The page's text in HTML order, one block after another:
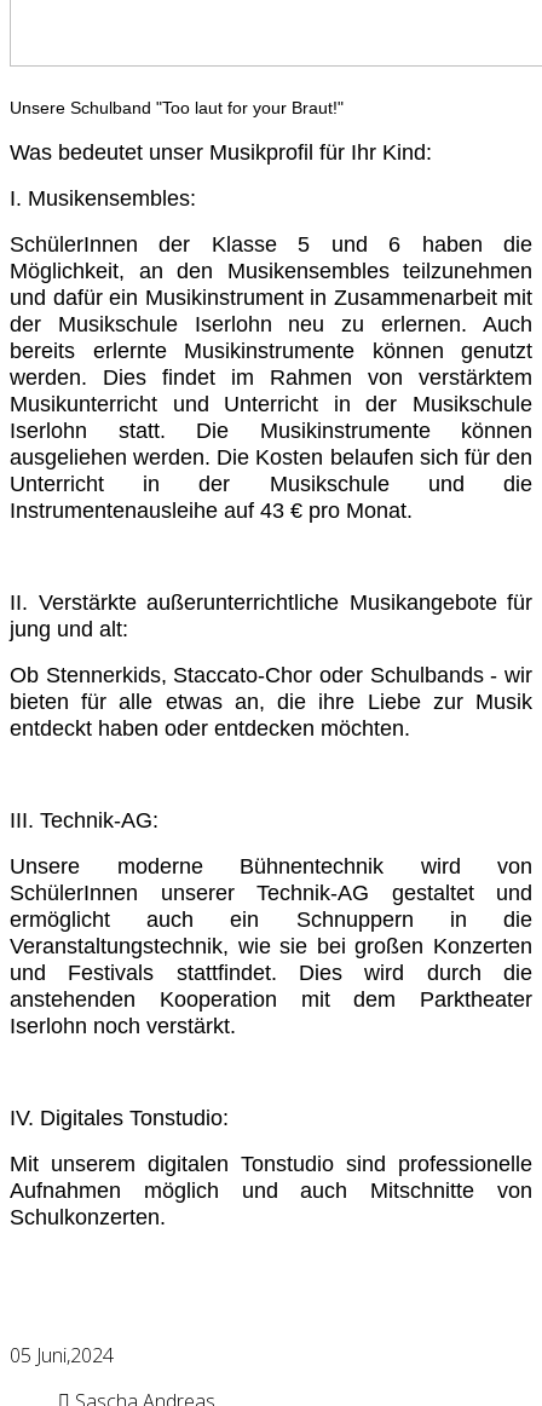
Unsere Schulband "Too laut for your Braut!"
Was bedeutet unser Musikprofil für Ihr Kind:
I. Musikensembles:
SchülerInnen der Klasse 5 und 6 haben die
Möglichkeit, an den Musikensembles teilzunehmen
und dafür ein Musikinstrument in Zusammenarbeit mit
der Musikschule Iserlohn neu zu erlernen. Auch
bereits erlernte Musikinstrumente können genutzt
werden. Dies findet im Rahmen von verstärktem
Musikunterricht und Unterricht in der Musikschule
Iserlohn statt. Die Musikinstrumente können
ausgeliehen werden. Die Kosten belaufen sich für den
Unterricht in der Musikschule und die
Instrumentenausleihe auf 43 € pro Monat.
II. Verstärkte außerunterrichtliche Musikangebote für
jung und alt:
Ob Stennerkids, Staccato-Chor oder Schulbands - wir
bieten für alle etwas an, die ihre Liebe zur Musik
entdeckt haben oder entdecken möchten.
III. Technik-AG:
Unsere moderne Bühnentechnik wird von
SchülerInnen unserer Technik-AG gestaltet und
ermöglicht auch ein Schnuppern in die
Veranstaltungstechnik, wie sie bei großen Konzerten
und Festivals stattfindet. Dies wird durch die
anstehenden Kooperation mit dem Parktheater
Iserlohn noch verstärkt.
IV. Digitales Tonstudio:
Mit unserem digitalen Tonstudio sind professionelle
Aufnahmen möglich und auch Mitschnitte von
Schulkonzerten.
05 Juni,2024